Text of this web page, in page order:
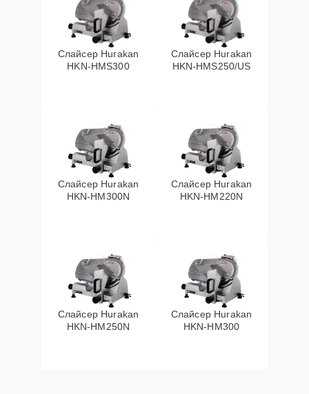
Слайсер Hurakan
HKN-HMS300
Слайсер Hurakan
HKN-HMS250/US
Слайсер Hurakan
HKN-HM300N
Слайсер Hurakan
HKN-HM220N
Слайсер Hurakan
HKN-HM250N
Слайсер Hurakan
HKN-HM300